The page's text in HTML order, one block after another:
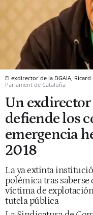
El exdirector de la DGAIA,
Parlament de Cataluña
Un exdirector
defiende los
emergencia
2018
La ya extinta
polémica tras saberse
víctima de
tutela pública